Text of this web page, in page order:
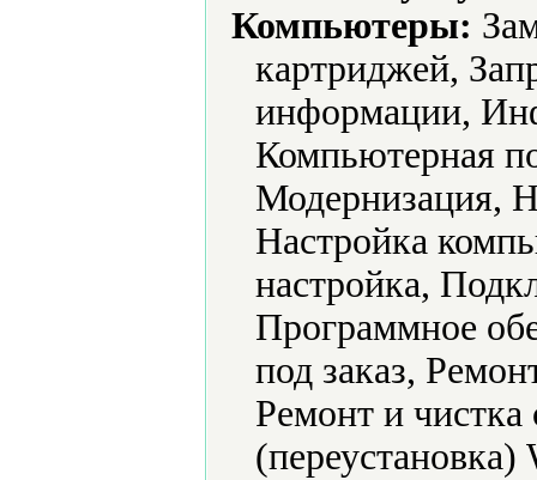
Компьютеры:
картриджей,
информации,
Компьютерная
Модернизация,
Настройка
настройка,
Программное
под заказ,
Ремонт и